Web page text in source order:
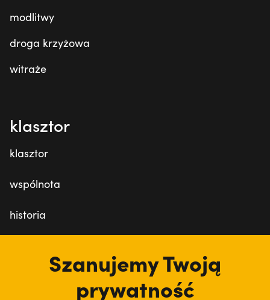
modlitwy
droga krzyżowa
witraże
klasztor
klasztor
wspólnota
historia
Szanujemy Twoją
prywatność